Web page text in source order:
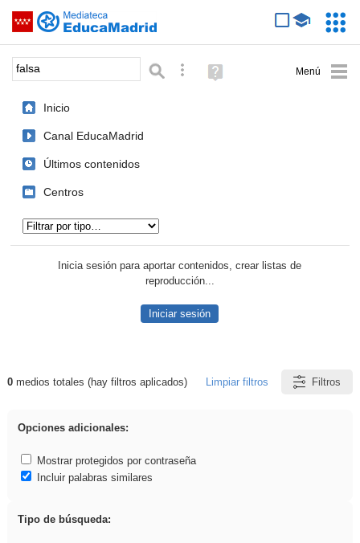
Saltar navegación
Palabra o frase: Búsqueda avanzada
Ayuda
(en
Inicio
Canal EducaMadrid
Últimos contenidos
Centros
Inicia sesión para aportar contenidos, crear listas de
reproducción...
Iniciar sesión
Resultados de: falsa
0medios totales (hay filtros aplicados) Limpiar filtros Filtros
Opciones adicionales:
Mostrar protegidos por contraseña
Incluir palabras similares
Tipo de búsqueda: